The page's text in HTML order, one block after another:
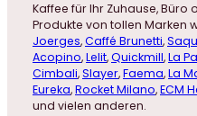
Kaffee für Ihr Zuhause, Büro
Produkte von tollen Marken
Joerges,Caffé Brunetti,
Acopino,Lelit,Quickmill,La
Cimbali,Slayer,Faema,La
Eureka,Rocket Milano,ECM
und vielen anderen.